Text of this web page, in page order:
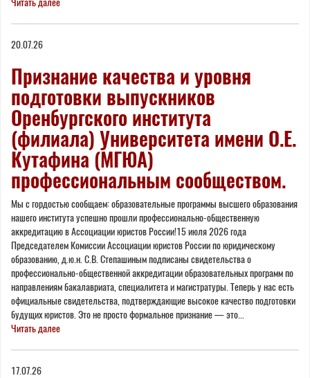
20.07.26
Признание качества и уровня
подготовки выпускников
Оренбургского института
(филиала) Университета имени О.Е.
Кутафина (МГЮА)
профессиональным сообществом.
Мы с гордостью сообщаем: образовательные программы высшего образования
нашего института успешно прошли профессионально-общественную
аккредитацию в Ассоциации юристов России!15 июля 2026 года
Председателем Комиссии Ассоциации юристов России по юридическому
образованию, д.ю.н. С.В. Степашиным подписаны свидетельства о
профессионально-общественной аккредитации образовательных программ по
направлениям бакалавриата, специалитета и магистратуры. Теперь у нас есть
официальные свидетельства, подтверждающие высокое качество подготовки
будущих юристов. Это не просто формальное признание — это...
Читать далее
17.07.26